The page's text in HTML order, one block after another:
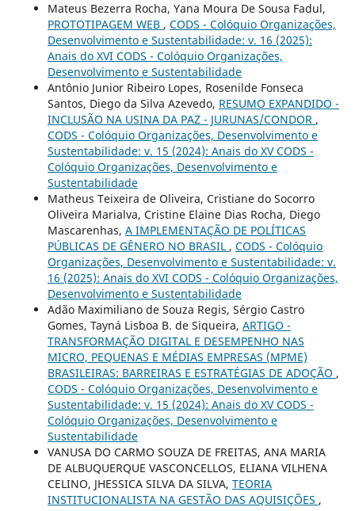
Mateus Bezerra Rocha, Yana Moura De Sousa Fadul,
PROTOTIPAGEM WEB , CODS - Colóquio Organizações,
Desenvolvimento e Sustentabilidade: v. 16 (2025):
Anais do XVI CODS - Colóquio Organizações,
Desenvolvimento e Sustentabilidade
Antônio Junior Ribeiro Lopes, Rosenilde Fonseca
Santos, Diego da Silva Azevedo, RESUMO EXPANDIDO -
INCLUSÃO NA USINA DA PAZ - JURUNAS/CONDOR ,
CODS - Colóquio Organizações, Desenvolvimento e
Sustentabilidade: v. 15 (2024): Anais do XV CODS -
Colóquio Organizações, Desenvolvimento e
Sustentabilidade
Matheus Teixeira de Oliveira, Cristiane do Socorro
Oliveira Marialva, Cristine Elaine Dias Rocha, Diego
Mascarenhas, A IMPLEMENTAÇÃO DE POLÍTICAS
PÚBLICAS DE GÊNERO NO BRASIL , CODS - Colóquio
Organizações, Desenvolvimento e Sustentabilidade: v.
16 (2025): Anais do XVI CODS - Colóquio Organizações,
Desenvolvimento e Sustentabilidade
Adão Maximiliano de Souza Regis, Sérgio Castro
Gomes, Tayná Lisboa B. de Siqueira, ARTIGO -
TRANSFORMAÇÃO DIGITAL E DESEMPENHO NAS
MICRO, PEQUENAS E MÉDIAS EMPRESAS (MPME)
BRASILEIRAS: BARREIRAS E ESTRATÉGIAS DE ADOÇÃO ,
CODS - Colóquio Organizações, Desenvolvimento e
Sustentabilidade: v. 15 (2024): Anais do XV CODS -
Colóquio Organizações, Desenvolvimento e
Sustentabilidade
VANUSA DO CARMO SOUZA DE FREITAS, ANA MARIA
DE ALBUQUERQUE VASCONCELLOS, ELIANA VILHENA
CELINO, JHESSICA SILVA DA SILVA, TEORIA
INSTITUCIONALISTA NA GESTÃO DAS AQUISIÇÕES ,